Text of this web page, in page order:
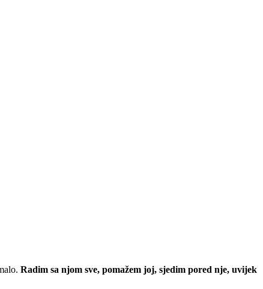
Radim sa njom sve, pomažem joj, sjedim pored nje, uvijek